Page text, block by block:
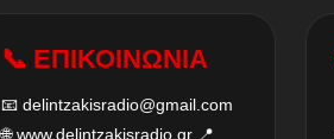
📞 ΕΠΙΚΟΙΝΩΝΙΑ
📧delintzakisradio@gmail.com
🌐www.delintzakisradio.gr 📍